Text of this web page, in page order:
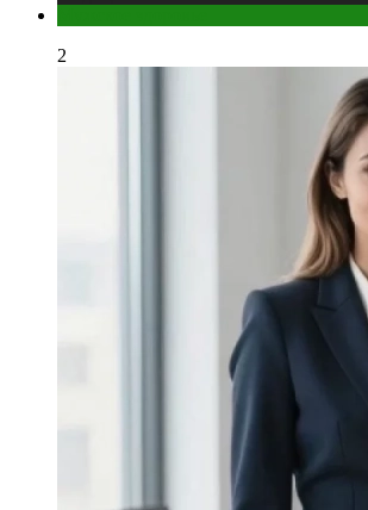
2